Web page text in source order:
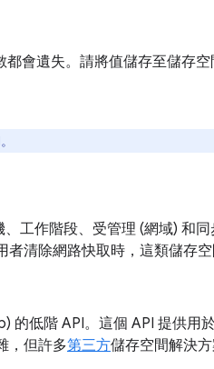
會遺失。請將值儲存至儲存
工作階段、受管理 (網域) 和
清除網路快取時，這類儲存空
的低階 API。這個 API 提供用
，但許多第三方儲存空間解決